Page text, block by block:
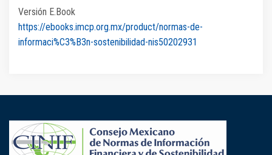
Versión E.Book
https://ebooks.imcp.org.mx/product/normas-de-
informaci%C3%B3n-sostenibilidad-nis50202931